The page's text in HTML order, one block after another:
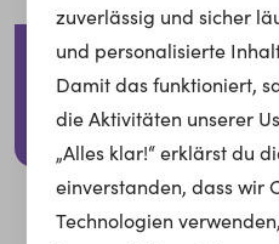
Impressum
Für
© 2026
zuverlässig und sicher
und personalisierte
Damit das funktioniert,
die Aktivitäten unserer
„Alles klar!“ erklärst du
einverstanden, dass wir
Technologien